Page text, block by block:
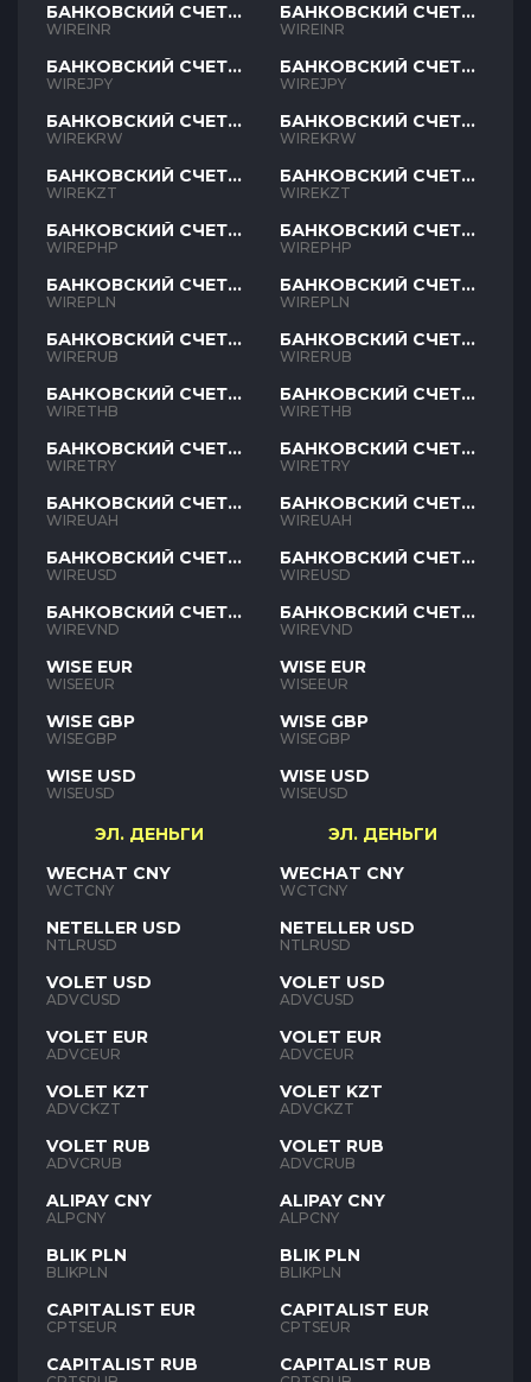
БАНКОВСКИЙ СЧЕТ
INR
WIREINR
БАНКОВСКИЙ СЧЕТ
JPY
WIREJPY
БАНКОВСКИЙ СЧЕТ
KRW
WIREKRW
БАНКОВСКИЙ СЧЕТ
KZT
WIREKZT
БАНКОВСКИЙ СЧЕТ
PHP
WIREPHP
БАНКОВСКИЙ СЧЕТ
PLN
WIREPLN
БАНКОВСКИЙ СЧЕТ
RUB
WIRERUB
БАНКОВСКИЙ СЧЕТ
THB
WIRETHB
БАНКОВСКИЙ СЧЕТ
TRY
WIRETRY
БАНКОВСКИЙ СЧЕТ
UAH
WIREUAH
БАНКОВСКИЙ СЧЕТ
USD
WIREUSD
БАНКОВСКИЙ СЧЕТ
VND
WIREVND
WISE EUR
WISEEUR
WISE GBP
WISEGBP
WISE USD
WISEUSD
ЭЛ. ДЕНЬГИ
WECHAT CNY
WCTCNY
NETELLER USD
NTLRUSD
VOLET USD
ADVCUSD
VOLET EUR
ADVCEUR
VOLET KZT
ADVCKZT
VOLET RUB
ADVCRUB
ALIPAY CNY
ALPCNY
BLIK PLN
BLIKPLN
CAPITALIST EUR
CPTSEUR
CAPITALIST RUB
БАНКОВСКИЙ СЧЕТ
INR
WIREINR
БАНКОВСКИЙ СЧЕТ
JPY
WIREJPY
БАНКОВСКИЙ СЧЕТ
KRW
WIREKRW
БАНКОВСКИЙ СЧЕТ
KZT
WIREKZT
БАНКОВСКИЙ СЧЕТ
PHP
WIREPHP
БАНКОВСКИЙ СЧЕТ
PLN
WIREPLN
БАНКОВСКИЙ СЧЕТ
RUB
WIRERUB
БАНКОВСКИЙ СЧЕТ
THB
WIRETHB
БАНКОВСКИЙ СЧЕТ
TRY
WIRETRY
БАНКОВСКИЙ СЧЕТ
UAH
WIREUAH
БАНКОВСКИЙ СЧЕТ
USD
WIREUSD
БАНКОВСКИЙ СЧЕТ
VND
WIREVND
WISE EUR
WISEEUR
WISE GBP
WISEGBP
WISE USD
WISEUSD
ЭЛ. ДЕНЬГИ
WECHAT CNY
WCTCNY
NETELLER USD
NTLRUSD
VOLET USD
ADVCUSD
VOLET EUR
ADVCEUR
VOLET KZT
ADVCKZT
VOLET RUB
ADVCRUB
ALIPAY CNY
ALPCNY
BLIK PLN
BLIKPLN
CAPITALIST EUR
CPTSEUR
CAPITALIST RUB